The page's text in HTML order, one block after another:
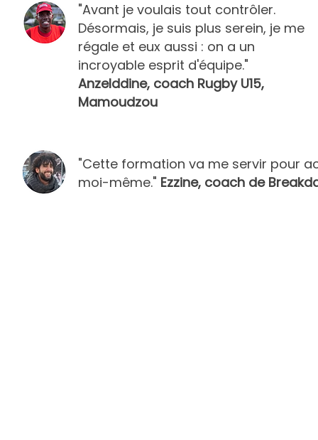
"Avant je voulais tout contrôler.
Désormais, je suis plus serein, je me
régale et eux aussi : on a un
incroyable esprit d'équipe."
Anzelddine, coach Rugby U15,
Mamoudzou
"Cette formation va me servir pour
moi-même." Ezzine, coach de